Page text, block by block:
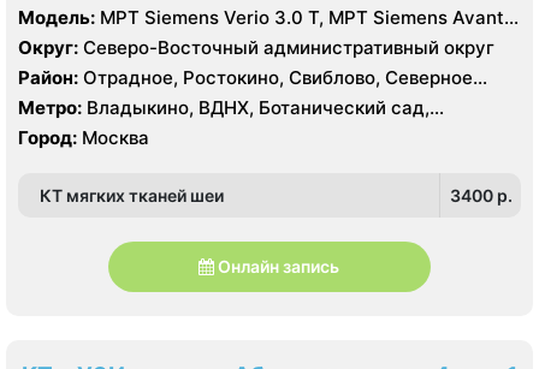
Модель: МРТ Siemens Verio 3.0 Т, МРТ Siemens Avanta
1.5 Т, КТ Siemens Somatom Definition 256 срезов, УЗИ
Esaote MyLab 70
Округ: Северо-Восточный административный округ
Район: Отрадное, Ростокино, Свиблово, Северное
Медведково, Южное Медведково, Ярославский
Метро: Владыкино, ВДНХ, Ботанический сад,
Белокаменная , Бабушкинская, Отрадное, Ростокино,
Свиблово
Город: Москва
КТ мягких тканей шеи 3400 p.
Онлайн запись